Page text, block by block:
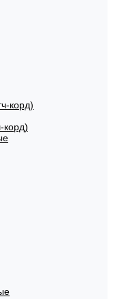
корд)
корд)